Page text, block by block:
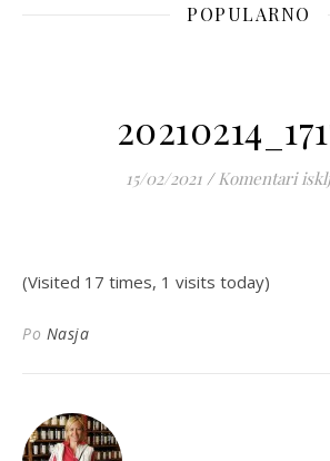
POPULARNO
15/02/2021 / Komentari
(Visited 17 times, 1 visits today)
Po Nasja